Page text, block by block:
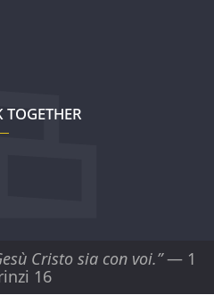
together
Cristo sia con voi.”— 1
16